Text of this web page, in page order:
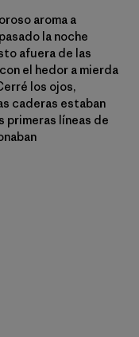
aroma a
la noche
afuera de las
el hedor a mierda
los ojos,
caderas estaban
primeras líneas de